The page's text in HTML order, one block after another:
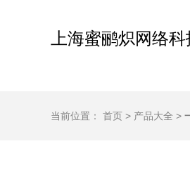
上海蜜鹂炽网络
当前位置： 首页 > 产品大全 >